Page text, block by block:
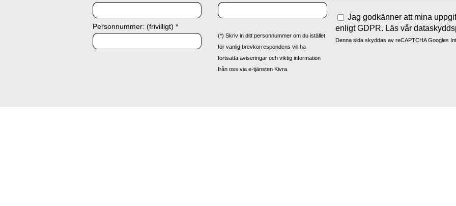
Personnummer: (frivilligt) *
(*) Skriv in ditt personnummer om du istället
för vanlig brevkorrespondens vill ha
fortsatta aviseringar och viktig information
från oss via e-tjänsten Kivra.
Jag godkänner att mina
enligt GDPR. Läs vår
Denna sida skyddas av reCAPTCHA Googles